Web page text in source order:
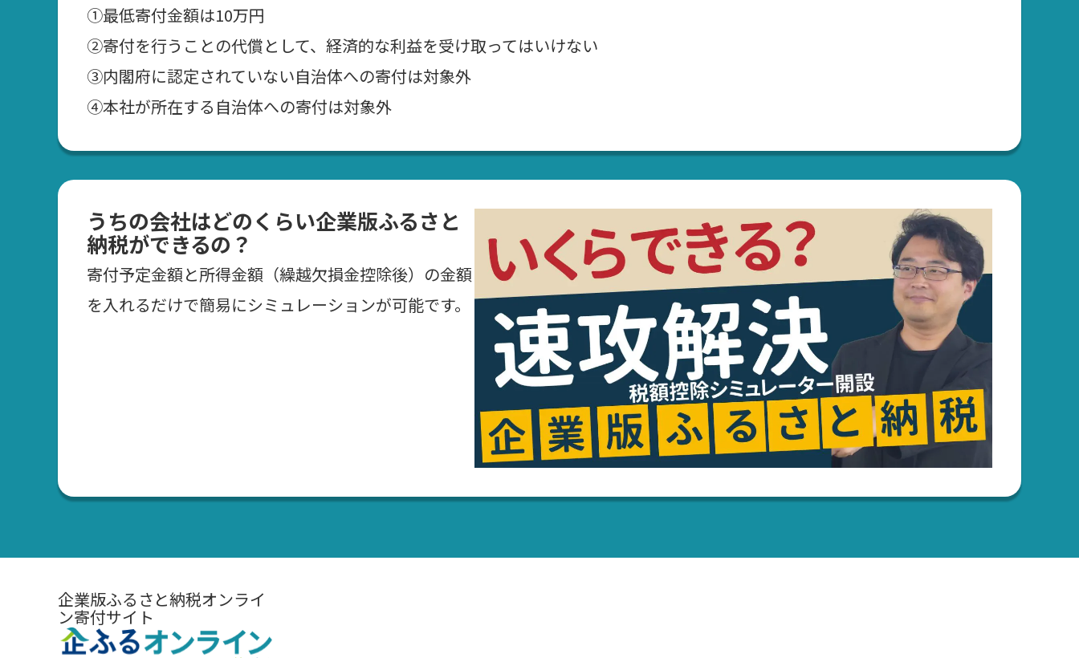
①最低寄付金額は10万円
②寄付を行うことの代償として、経済的な利益を受け取ってはいけない
➂内閣府に認定されていない自治体への寄付は対象外
④本社が所在する自治体への寄付は対象外
うちの会社はどのくらい企業版ふるさと
納税ができるの？
寄付予定金額と所得金額（繰越欠損金控除後）の金額
を入れるだけで簡易にシミュレーションが可能です。
企業版ふるさと納税オンライ
ン寄付サイト